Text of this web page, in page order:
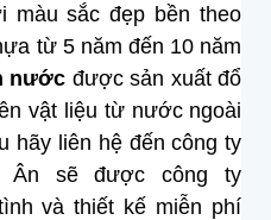
màu sắc đẹp bền theo
từ 5 năm đến 10 năm
nước được sản xuất đổ
vật liệu từ nước ngoài
hãy liên hệ đến công ty
Ân sẽ được công ty
và thiết kế miễn phí